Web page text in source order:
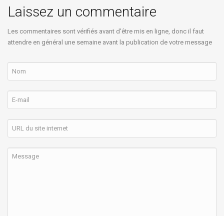
Laissez un commentaire
Les commentaires sont vérifiés avant d'être mis en ligne, donc il faut
attendre en général une semaine avant la publication de votre message